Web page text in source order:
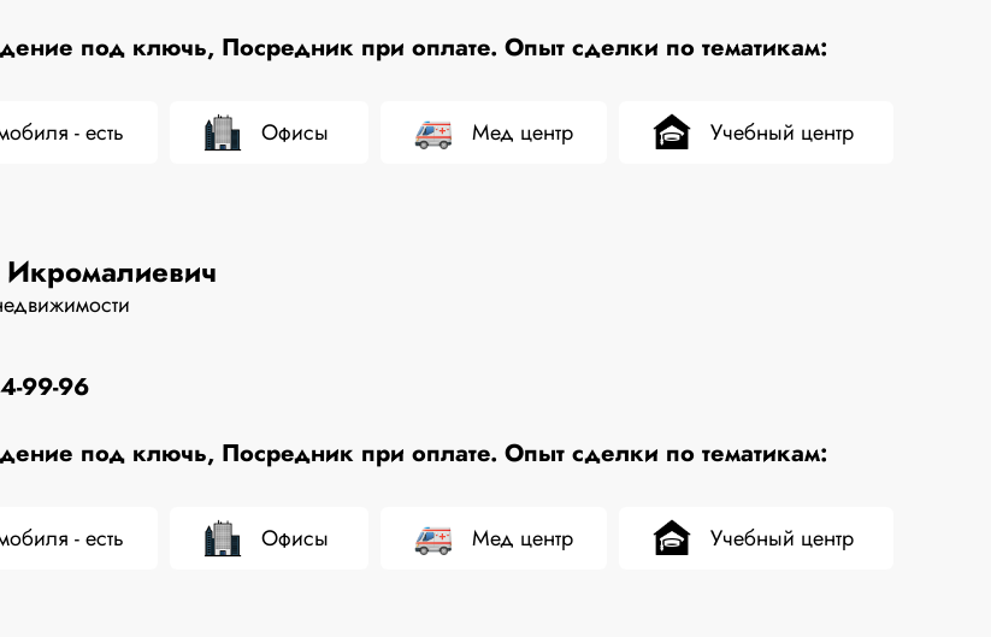
под ключь, Посредник при оплате. Опыт сделки по тематикам:
- есть Офисы Мед центр Учебный центр
99-96
под ключь, Посредник при оплате. Опыт сделки по тематикам:
- есть Офисы Мед центр Учебный центр